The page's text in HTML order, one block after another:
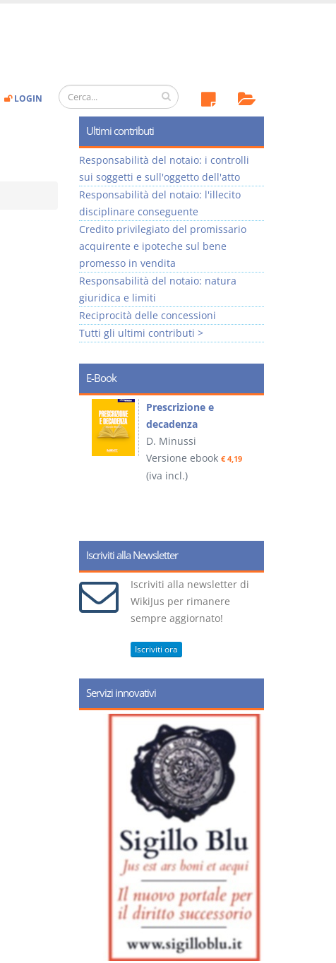
LOGIN
Ultimi contributi
Responsabilità del notaio: i controlli
sui soggetti e sull'oggetto dell'atto
Responsabilità del notaio: l'illecito
disciplinare conseguente
Credito privilegiato del promissario
acquirente e ipoteche sul bene
promesso in vendita
Responsabilità del notaio: natura
giuridica e limiti
Reciprocità delle concessioni
Tutti gli ultimi contributi >
E-Book
Prescrizione e
decadenza
D. Minussi
Versione ebook € 4,19
(iva incl.)
Iscriviti alla Newsletter
Iscriviti alla newsletter di
WikiJus per rimanere
sempre aggiornato!
Iscriviti ora
Servizi innovativi